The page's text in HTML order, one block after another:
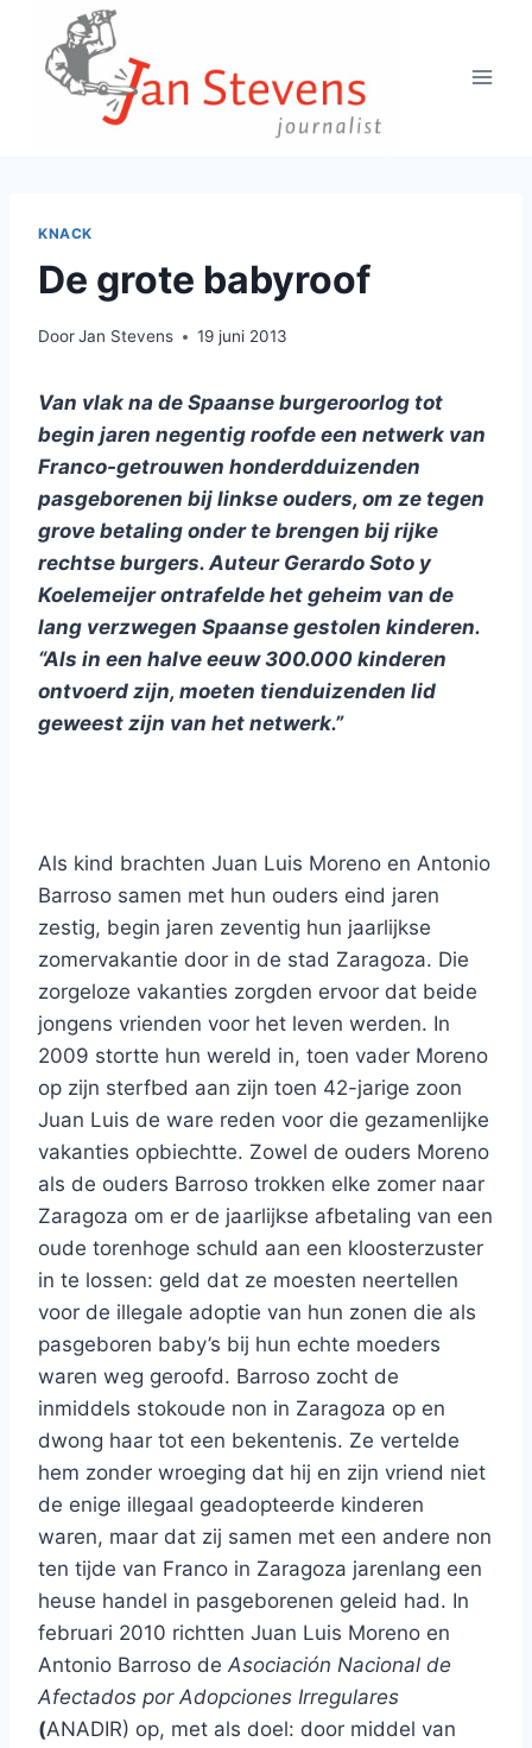
Doorgaan
inhoud
KNACK
De grote babyroof
DoorJan Stevens 19 juni 2013
Van vlak na de Spaanse burgeroorlog tot
begin jaren negentig roofde een netwerk van
Franco-getrouwen honderdduizenden
pasgeborenen bij linkse ouders, om ze tegen
grove betaling onder te brengen bij rijke
rechtse burgers. Auteur Gerardo Soto y
Koelemeijer ontrafelde het geheim van de
lang verzwegen Spaanse gestolen kinderen.
“Als in een halve eeuw 300.000 kinderen
ontvoerd zijn, moeten tienduizenden lid
geweest zijn van het netwerk.”
Als kind brachten Juan Luis Moreno en Antonio
Barroso samen met hun ouders eind jaren
zestig, begin jaren zeventig hun jaarlijkse
zomervakantie door in de stad Zaragoza. Die
zorgeloze vakanties zorgden ervoor dat beide
jongens vrienden voor het leven werden. In
2009 stortte hun wereld in, toen vader Moreno
op zijn sterfbed aan zijn toen 42-jarige zoon
Juan Luis de ware reden voor die gezamenlijke
vakanties opbiechtte. Zowel de ouders Moreno
als de ouders Barroso trokken elke zomer naar
Zaragoza om er de jaarlijkse afbetaling van een
oude torenhoge schuld aan een kloosterzuster
in te lossen: geld dat ze moesten neertellen
voor de illegale adoptie van hun zonen die als
pasgeboren baby’s bij hun echte moeders
waren weg geroofd. Barroso zocht de
inmiddels stokoude non in Zaragoza op en
dwong haar tot een bekentenis. Ze vertelde
hem zonder wroeging dat hij en zijn vriend niet
de enige illegaal geadopteerde kinderen
waren, maar dat zij samen met een andere non
ten tijde van Franco in Zaragoza jarenlang een
heuse handel in pasgeborenen geleid had. In
februari 2010 richtten Juan Luis Moreno en
Antonio Barroso de Asociación Nacional de
Afectados por Adopciones Irregulares
(ANADIR) op, met als doel: door middel van